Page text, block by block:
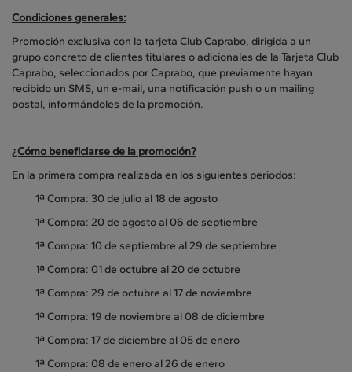
Condiciones generales:
Promoción exclusiva con la tarjeta Club Caprabo, dirigida a un
grupo concreto de clientes titulares o adicionales de la Tarjeta Club
Caprabo, seleccionados por Caprabo, que previamente hayan
recibido un SMS, un e-mail, una notificación push o un mailing
postal, informándoles de la promoción.
¿Cómo beneficiarse de la promoción?
En la primera compra realizada en los siguientes periodos:
1ª Compra: 30 de julio al 18 de agosto
1ª Compra: 20 de agosto al 06 de septiembre
1ª Compra: 10 de septiembre al 29 de septiembre
1ª Compra: 01 de octubre al 20 de octubre
1ª Compra: 29 de octubre al 17 de noviembre
1ª Compra: 19 de noviembre al 08 de diciembre
1ª Compra: 17 de diciembre al 05 de enero
1ª Compra: 08 de enero al 26 de enero